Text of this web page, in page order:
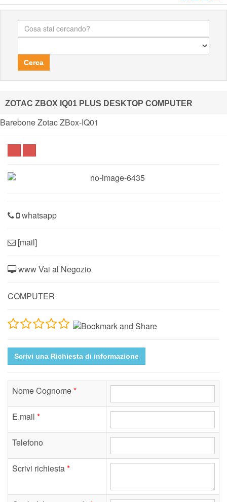
Cerca
ZOTAC ZBOX IQ01 PLUS DESKTOP COMPUTER
Barebone Zotac ZBox-IQ01
whatsapp
[mail]
www Vai al Negozio
COMPUTER
Scrivi una Richiesta di informazione
Nome Cognome*
E.mail *
Telefono
Scrivi richiesta*